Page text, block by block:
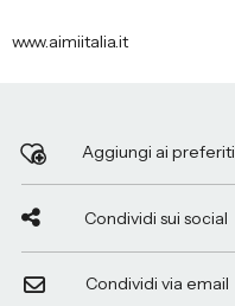
www.aimiitalia.it
Aggiungi ai preferiti
Condividi sui social
Condividi via email